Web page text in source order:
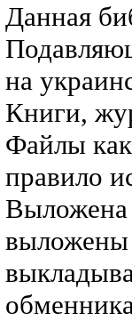
Данная
на
Книги,
Файлы
правило
Выложена
выложены